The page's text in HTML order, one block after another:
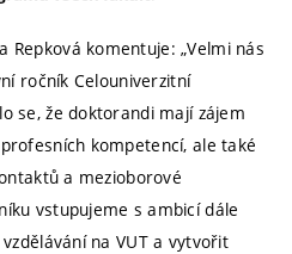
komentuje: „Velmi nás
ročník Celouniverzitní
se, že doktorandi mají zájem
kompetencí, ale také
a mezioborové
vstupujeme s ambicí dále
na VUT a vytvořit